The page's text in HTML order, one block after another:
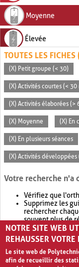
Moyenne
Élevée
TOUTES LES
(X) Petit groupe (< 30)
(X) Activités courtes (< 30
(X) Activités élaborées (>
(X) Moyenne (X) En
(X) En plusieurs séances
(X) Activités
Votre recherche n'a
Vérifiez que
Supprimez les
rechercher
souvent plus de
Envisagez
retournera
NOTRE SITE WEB
REHAUSSER
Le site web de
afin de recueillir des